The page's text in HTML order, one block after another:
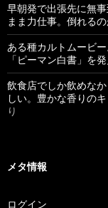
早朝発で出張先に無
まま力仕事。倒れる
ある種カルトムービ
「ピーマン白書」を
飲食店でしか飲めな
しい。豊かな香りの
り
メタ情報
ログイン